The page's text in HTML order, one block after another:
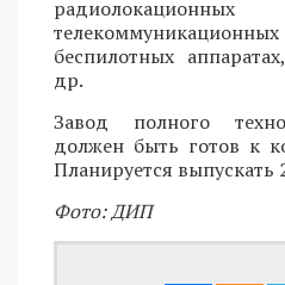
беспилотных
др.
Завод полного
должен быть готов к
Планируется выпускать
Фото: ДИП